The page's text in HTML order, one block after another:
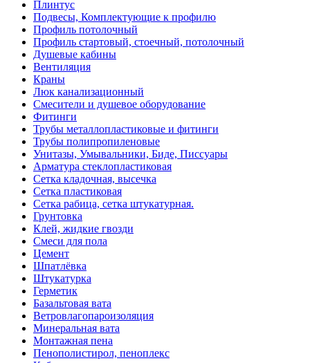
Плинтус
Подвесы, Комплектующие к профилю
Профиль потолочный
Профиль стартовый, стоечный, потолочный
Душевые кабины
Вентиляция
Краны
Люк канализационный
Смесители и душевое оборудование
Фитинги
Трубы металлопластиковые и фитинги
Трубы полипропиленовые
Унитазы, Умывальники, Биде, Писсуары
Арматура стеклопластиковая
Сетка кладочная, высечка
Сетка пластиковая
Сетка рабица, сетка штукатурная.
Грунтовка
Клей, жидкие гвозди
Смеси для пола
Цемент
Шпатлёвка
Штукатурка
Герметик
Базальтовая вата
Ветровлагопароизоляция
Минеральная вата
Монтажная пена
Пенополистирол, пеноплекс